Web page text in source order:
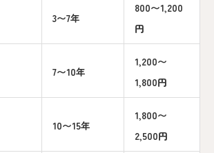
3〜7年
800〜1,200
円
7〜10年
1,200〜
1,800円
10〜15年
1,800〜
2,500円